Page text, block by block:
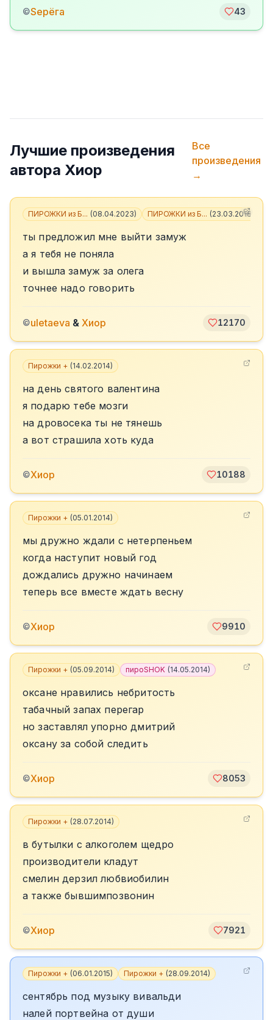
©Sерёга 43
Лучшие произведения
автора Хиор
Все
произведения
→
ПИРОЖКИ из Б... (08.04.2023) ПИРОЖКИ из Б... (23.03.2018
ты предложил мне выйти замуж
а я тебя не поняла
и вышла замуж за олега
точнее надо говорить
©uletaeva & Хиор 12170
Пирожки + (14.02.2014)
на день святого валентина
я подарю тебе мозги
на дровосека ты не тянешь
а вот страшила хоть куда
©Хиор 10188
Пирожки + (05.01.2014)
мы дружно ждали с нетерпеньем
когда наступит новый год
дождались дружно начинаем
теперь все вместе ждать весну
©Хиор 9910
Пирожки + (05.09.2014) пироSHOK (14.05.2014)
оксане нравились небритость
табачный запах перегар
но заставлял упорно дмитрий
оксану за собой следить
©Хиор 8053
Пирожки + (28.07.2014)
в бутылки с алкоголем щедро
производители кладут
смелин дерзил любвиобилин
а также бывшимпозвонин
©Хиор 7921
Пирожки + (06.01.2015) Пирожки + (28.09.2014)
сентябрь под музыку вивальди
налей портвейна от души